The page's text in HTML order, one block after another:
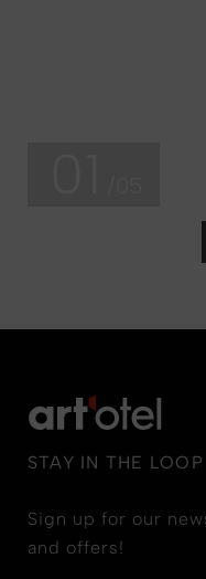
STAY IN THE LOOP
Sign up for our
and offers!